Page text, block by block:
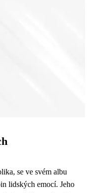
se ve svém albu
lidských emocí. Jeho